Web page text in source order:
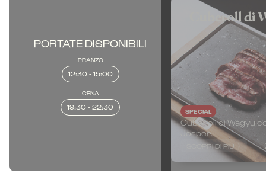
PORTATE DISPONIBILI
PRANZO
12:30 - 15:00
CENA
19:30 - 22:30
Cuberoll di
SPECIAL
Cuberoll di Wagyu
Josper.
SCOPRI DI PIÙ